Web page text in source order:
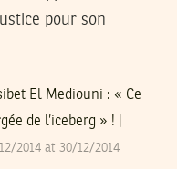
pour son
El Mediouni : « Ce
de l’iceberg » ! |
2014 at 30/12/2014